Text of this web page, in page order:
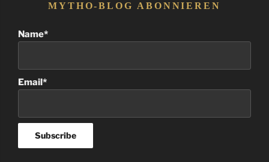
MYTHO-BLOG ABONNIEREN
Name*
Email*